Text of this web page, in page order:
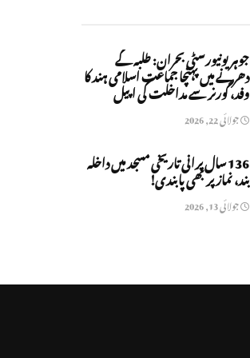
جوہر یونیورسٹی بحران: طلبہ کے
دھرنے میں پہنچا جماعت اسلامی ہند کا
وفد، گورنر سے مداخلت کی اپیل
جولائی 22, 2026
136 سال پرانی تاریخی مسجد میں داخلہ
بند، نماز پر بھی پابندی!
جولائی 13, 2026